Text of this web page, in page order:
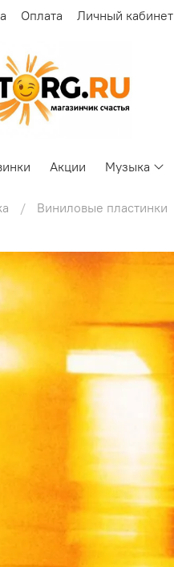
Оплата Личный кабинет
Акции Музыка
Виниловые пластинки